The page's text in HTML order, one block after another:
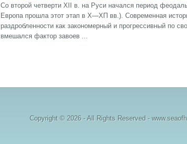
Со второй четверти XII в. на Руси начался период
Европа прошла этот этап в Х—ХП вв.). Современная
раздробленности как закономерный и прогрессивный по
вмешался фактор завоев ...
Copyright © 2026 - All Rights Reserved -